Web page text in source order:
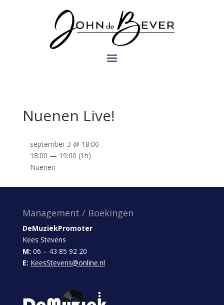
Nuenen Live!
september 3 @ 18:00
18:00 — 19:00 (1h)
Nuenen
Management / Boekingen
DeMuziekPromoter
Kees Stevens
M: 06 – 43 85 92 20
E: KeesStevens@online.nl